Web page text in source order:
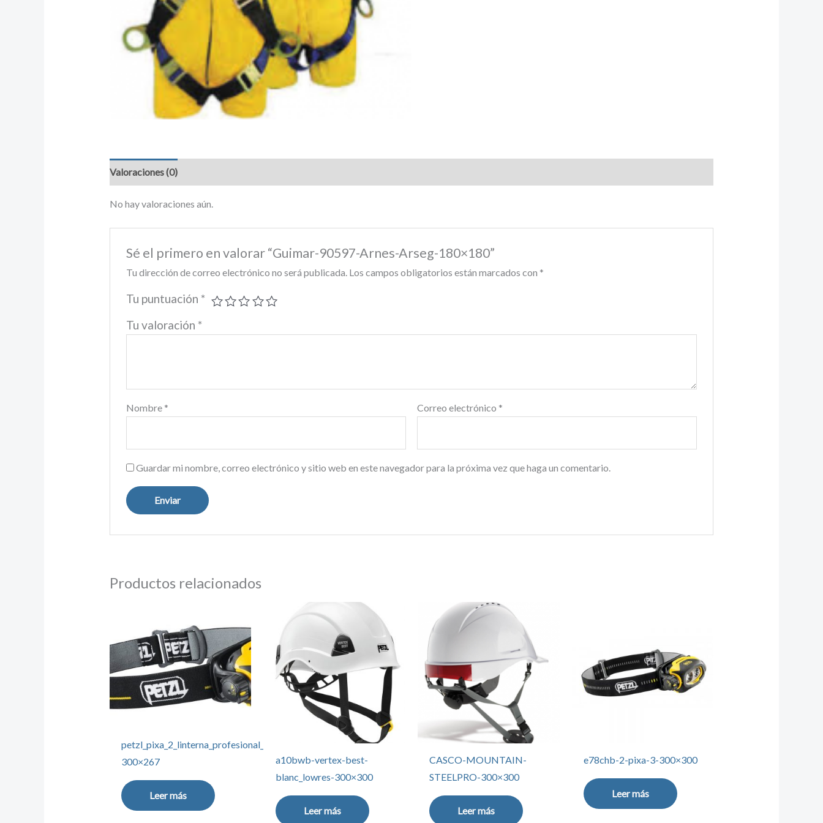
Valoraciones (0)
No hay valoraciones aún.
Sé el primero en valorar “Guimar-90597-Arnes-Arseg-180×180”
Tu dirección de correo electrónico no será publicada. Los campos obligatorios están marcados con *
Tu puntuación *
Tu valoración *
Nombre * Correo electrónico *
Guardar mi nombre, correo electrónico y sitio web en este navegador para la próxima vez que haga un comentario.
Productos relacionados
petzl_pixa_2_linterna_profesional_imagen1-
300×267
Leer más
a10bwb-vertex-best-
blanc_lowres-300×300
Leer más
CASCO-MOUNTAIN-
STEELPRO-300×300
Leer más
e78chb-2-pixa-3-300×300
Leer más